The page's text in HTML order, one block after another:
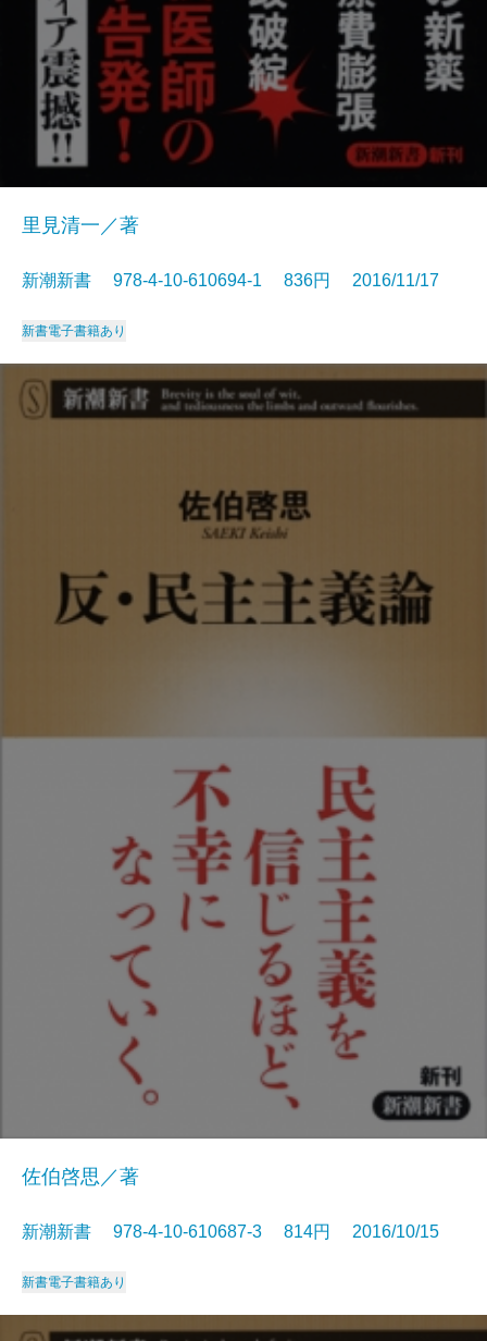
里見清一／著
新潮新書 978-4-10-610694-1 836円 2016/11/17
新書電子書籍あり
佐伯啓思／著
新潮新書 978-4-10-610687-3 814円 2016/10/15
新書電子書籍あり